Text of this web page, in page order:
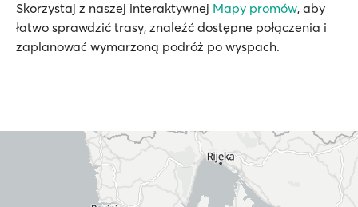
Skorzystaj z naszej interaktywnej Mapy promów, aby
łatwo sprawdzić trasy, znaleźć dostępne połączenia i
zaplanować wymarzoną podróż po wyspach.